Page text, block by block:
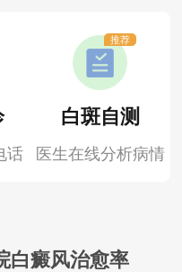
话
白斑自测
医生在线分析病情
推荐
白癜风治愈率